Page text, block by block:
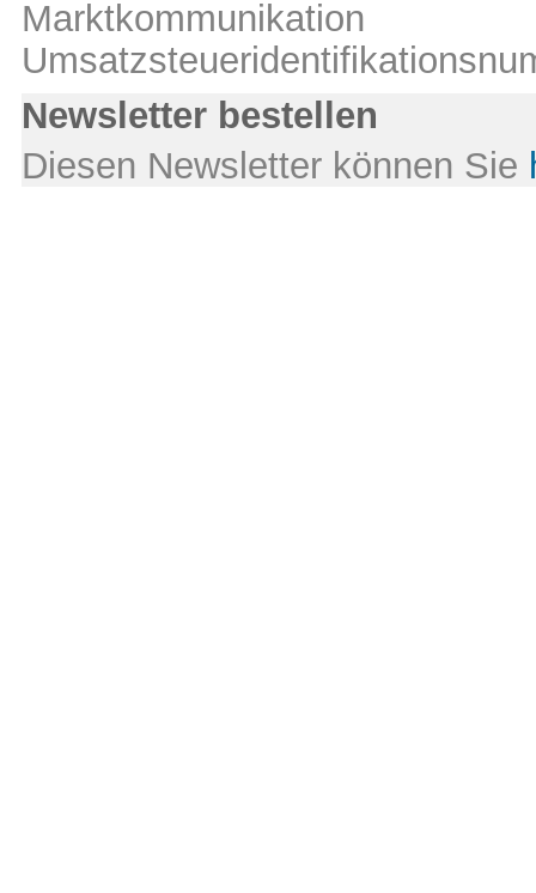
Marktkommunikation
Newsletter bestellen
Diesen Newsletter können Sie